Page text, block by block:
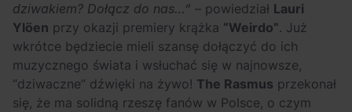
dziwakiem? Dołącz do nas…” – powiedział Lauri
Ylöen przy okazji premiery krążka “Weirdo”. Już
wkrótce będziecie mieli szansę dołączyć do ich
muzycznego świata i wsłuchać się w najnowsze,
“dziwaczne” dźwięki na żywo! The Rasmus przekonał
się, że ma solidną rzeszę fanów w Polsce, o czym